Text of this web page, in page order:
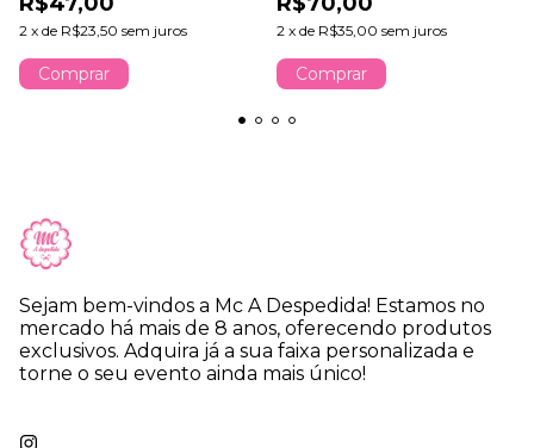
2 x de R$23,50 sem juros
Comprar
2 x de R$35,00 sem juros
Comprar
Sejam bem-vindos a Mc A Despedida! Estamos no
mercado há mais de 8 anos, oferecendo produtos
exclusivos. Adquira já a sua faixa personalizada e
torne o seu evento ainda mais único!